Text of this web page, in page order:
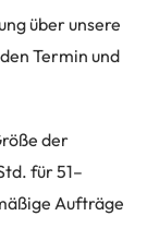
über unsere
Termin und
der
für 51–
Aufträge